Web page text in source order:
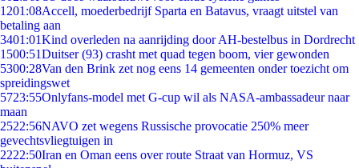
1201:08Accell, moederbedrijf Sparta en Batavus, vraagt uitstel van
betaling aan
3401:01Kind overleden na aanrijding door AH-bestelbus in Dordrecht
1500:51Duitser (93) crasht met quad tegen boom, vier gewonden
5300:28Van den Brink zet nog eens 14 gemeenten onder toezicht om
spreidingswet
5723:55Onlyfans-model met G-cup wil als NASA-ambassadeur naar
maan
2522:56NAVO zet wegens Russische provocatie 250% meer
gevechtsvliegtuigen in
2222:50Iran en Oman eens over route Straat van Hormuz, VS